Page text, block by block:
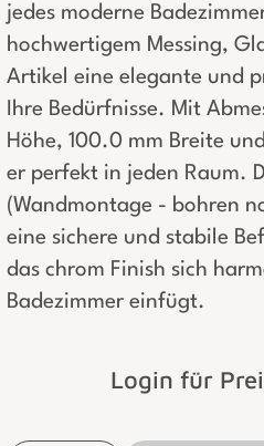
jedes moderne
hochwertigem Messing,
Artikel eine elegante und
Ihre Bedürfnisse. Mit
Höhe, 100.0 mm Breite
er perfekt in jeden Raum.
(Wandmontage - bohren
eine sichere und stabile
das chrom Finish sich
Badezimmer einfügt.
Login für